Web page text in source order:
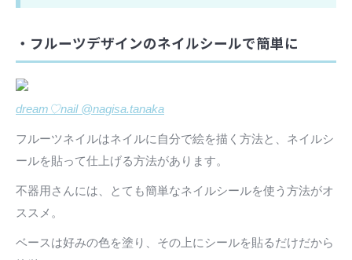
・フルーツデザインのネイルシールで簡単に
dream♡nail @nagisa.tanaka
フルーツネイルはネイルに自分で絵を描く方法と、ネイルシ
ールを貼って仕上げる方法があります。
不器用さんには、とても簡単なネイルシールを使う方法がオ
ススメ。
ベースは好みの色を塗り、その上にシールを貼るだけだから